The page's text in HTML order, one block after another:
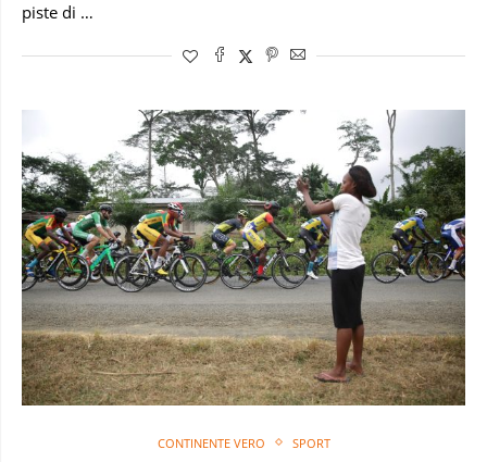
piste di …
CONTINENTE VERO SPORT